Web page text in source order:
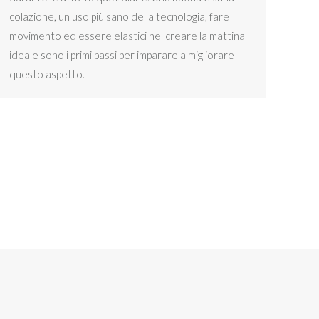
colazione, un uso più sano della tecnologia, fare
movimento ed essere elastici nel creare la mattina
ideale sono i primi passi per imparare a migliorare
questo aspetto.